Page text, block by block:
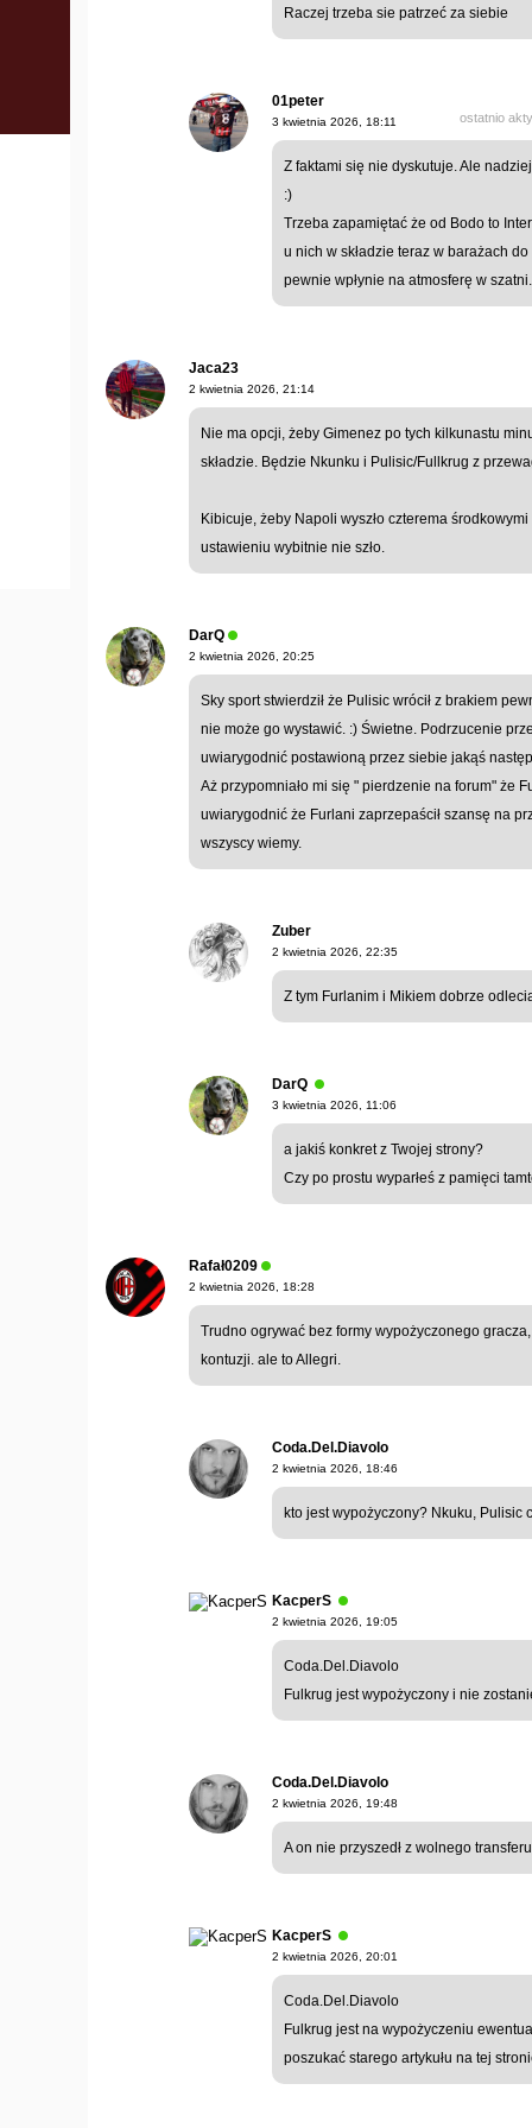
Raczej trzeba sie patrzeć za siebie
01peter
ostatnio
3 kwietnia 2026, 18:11
Z faktami się nie dyskutuje. Ale
:)
Trzeba zapamiętać że od Bodo to
u nich w składzie teraz w barażach
pewnie wpłynie na atmosferę w szatni.
Jaca23
2 kwietnia 2026, 21:14
Nie ma opcji, żeby Gimenez po tych kilkunastu
składzie. Będzie Nkunku i Pulisic/Fullkrug z
Kibicuje, żeby Napoli wyszło czterema
ustawieniu wybitnie nie szło.
DarQ
2 kwietnia 2026, 20:25
Sky sport stwierdził że Pulisic wrócił z brakiem
nie może go wystawić. :) Świetne. Podrzucenie
uwiarygodnić postawioną przez siebie jakąś
Aż przypomniało mi się " pierdzenie na forum" że
uwiarygodnić że Furlani zaprzepaścił szansę na
wszyscy wiemy.
Zuber
2 kwietnia 2026, 22:35
Z tym Furlanim i Mikiem dobrze
DarQ
3 kwietnia 2026, 11:06
a jakiś konkret z Twojej strony?
Czy po prostu wyparłeś z pamięci
Rafał0209
2 kwietnia 2026, 18:28
Trudno ogrywać bez formy wypożyczonego
kontuzji. ale to Allegri.
Coda.Del.Diavolo
2 kwietnia 2026, 18:46
kto jest wypożyczony? Nkuku, Pulisic
KacperS
2 kwietnia 2026, 19:05
Coda.Del.Diavolo
Fulkrug jest wypożyczony i nie
Coda.Del.Diavolo
2 kwietnia 2026, 19:48
A on nie przyszedł z wolnego
KacperS
2 kwietnia 2026, 20:01
Coda.Del.Diavolo
Fulkrug jest na wypożyczeniu
poszukać starego artykułu na tej